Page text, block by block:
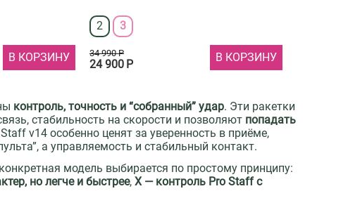
В КОРЗИНУ
2 3
34 990 Р
24 900 Р
В КОРЗИНУ
контроль, точность и “собранный” удар. Эти ракетки
стабильность на скорости и позволяют попадать
v14 особенно ценят за уверенность в приёме,
а управляемость и стабильный контакт.
модель выбирается по простому принципу:
но легче и быстрее,X — контроль Pro Staff с